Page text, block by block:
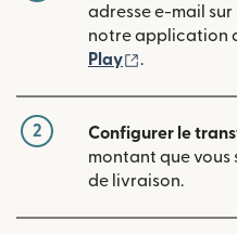
adresse e-mail
notre application
Play
.
2 Configurer le
montant que vous
de livraison.